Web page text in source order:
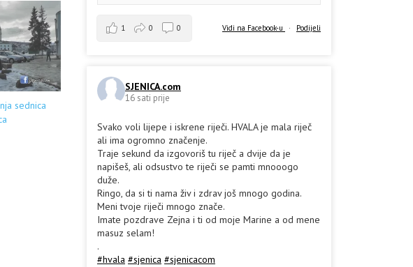
sednica
Vidi na Facebook-u · Podijeli
1 0 0
SJENICA.com
16 sati prije
Svako voli lijepe i iskrene riječi. HVALA je mala riječ
ali ima ogromno značenje.
Traje sekund da izgovoriš tu riječ a dvije da je
napišeš, ali odsustvo te riječi se pamti mnooogo
duže.
Ringo, da si ti nama živ i zdrav još mnogo godina.
Meni tvoje riječi mnogo znače.
Imate pozdrave Zejna i ti od moje Marine a od mene
masuz selam!
.
#hvala #sjenica #sjenicacom